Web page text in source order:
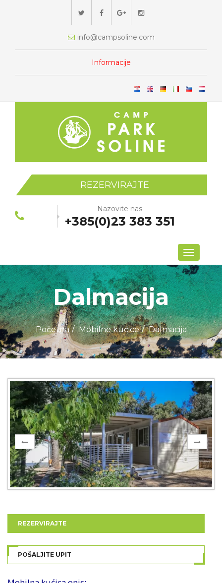
info@campsoline.com
Informacije
REZERVIRAJTE
Nazovite nas
+385(0)23 383 351
Izbornik
Dalmacija
Početna Mobilne kućice Dalmacija
REZERVIRAJTE
POŠALJITE UPIT